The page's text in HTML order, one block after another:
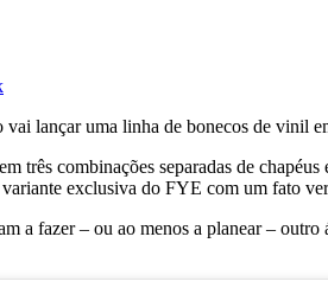
lançar uma linha de bonecos de vinil
três combinações separadas de
exclusiva do FYE com um fato
a fazer – ou ao menos a planear –